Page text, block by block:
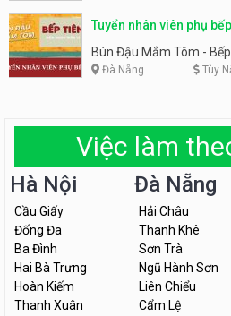
Tuyển nhân viên phụ
Tiên
Bún Đậu Mắm Tôm -
Đà Nẵng Tùy
Việc làm
Hà Nội
Cầu Giấy
Đống Đa
Ba Đình
Hai Bà Trưng
Hoàn Kiếm
Thanh Xuân
Đà Nẵng
Hải Châu
Thanh Khê
Sơn Trà
Ngũ Hành Sơn
Liên Chiểu
Cẩm Lệ